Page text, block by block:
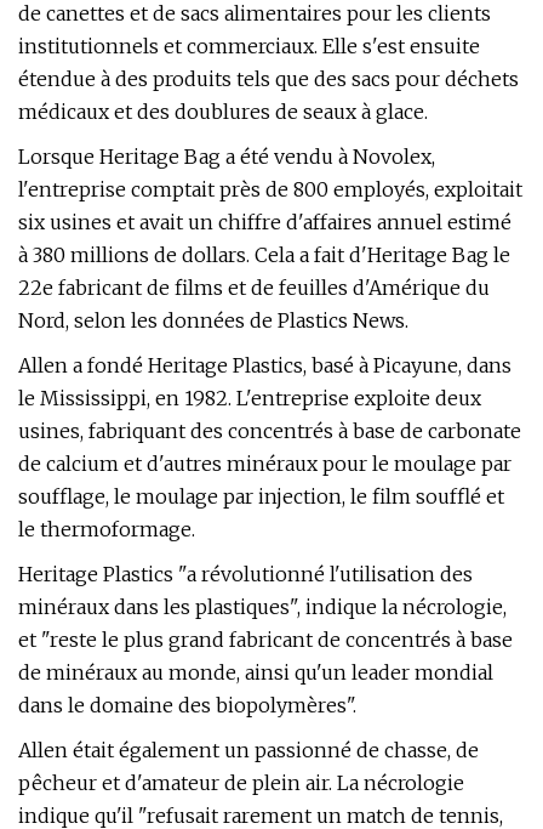
de canettes et de sacs alimentaires pour les clients
institutionnels et commerciaux. Elle s'est ensuite
étendue à des produits tels que des sacs pour déchets
médicaux et des doublures de seaux à glace.
Lorsque Heritage Bag a été vendu à Novolex,
l'entreprise comptait près de 800 employés, exploitait
six usines et avait un chiffre d'affaires annuel estimé
à 380 millions de dollars. Cela a fait d'Heritage Bag le
22e fabricant de films et de feuilles d'Amérique du
Nord, selon les données de Plastics News.
Allen a fondé Heritage Plastics, basé à Picayune, dans
le Mississippi, en 1982. L'entreprise exploite deux
usines, fabriquant des concentrés à base de carbonate
de calcium et d'autres minéraux pour le moulage par
soufflage, le moulage par injection, le film soufflé et
le thermoformage.
Heritage Plastics "a révolutionné l'utilisation des
minéraux dans les plastiques", indique la nécrologie,
et "reste le plus grand fabricant de concentrés à base
de minéraux au monde, ainsi qu'un leader mondial
dans le domaine des biopolymères".
Allen était également un passionné de chasse, de
pêcheur et d'amateur de plein air. La nécrologie
indique qu'il "refusait rarement un match de tennis,